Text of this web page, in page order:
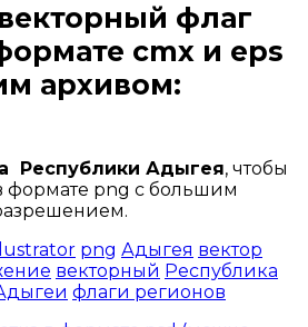
векторный флаг
cmx и eps
архивом:
Республики Адыгея, чтобы
формате png с большим
png Адыгея вектор
векторный Республика
флаги регионов